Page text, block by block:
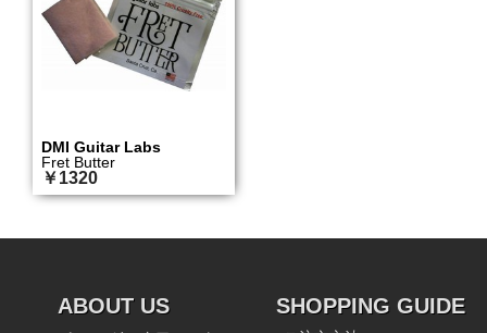
DMI Guitar Labs
Fret Butter
￥1320
ABOUT US SHOPPING GUIDE